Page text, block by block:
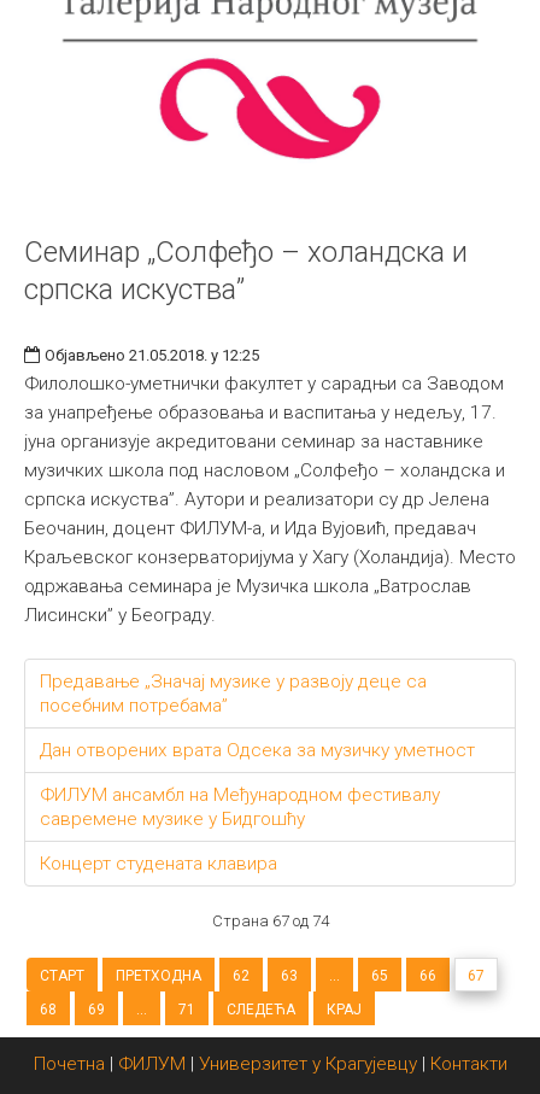
Семинар „Солфеђо – холандска и
српска искуства”
Објављено 21.05.2018. у 12:25
Филолошко-уметнички факултет у сарадњи са Заводом
за унапређење образовања и васпитања у недељу, 17.
јуна организује акредитовани семинар за наставнике
музичких школа под насловом „Солфеђо – холандска и
српска искуства”. Аутори и реализатори су др Јелена
Беочанин, доцент ФИЛУМ-а, и Ида Вујовић, предавач
Краљевског конзерваторијума у Хагу (Холандија). Место
одржавања семинара је Музичка школа „Ватрослав
Лисински” у Београду.
Предавање „Значај музике у развоју деце са
посебним потребама”
Дан отворених врата Одсека за музичку уметност
ФИЛУМ ансамбл на Међународном фестивалу
савремене музике у Бидгошћу
Концерт студената клавира
Страна 67 од 74
СТАРТ ПРЕТХОДНА 62 63 ... 65 66
67
68
69 ... 71 СЛЕДЕЋА КРАЈ
Почетна | ФИЛУМ | Универзитет у Крагујевцу| Контакти